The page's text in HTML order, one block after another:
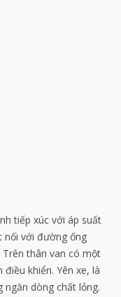
tiếp xúc với áp suất
nối với đường ống
thân van có một
khiển. Yên xe, là
dòng chất lỏng.